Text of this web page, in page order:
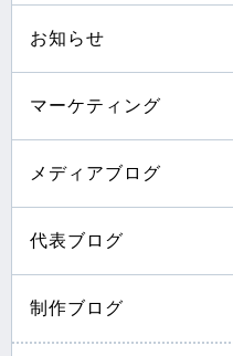
お知らせ
マーケティング
メディアブログ
代表ブログ
制作ブログ